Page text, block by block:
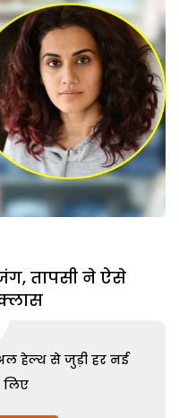
तापसी ने ऐसे
हेल्थ से जुड़ी हर नई
लिए